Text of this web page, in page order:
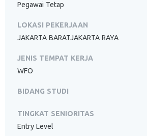
Pegawai Tetap
LOKASI PEKERJAAN
JAKARTA BARATJAKARTA RAYA
JENIS TEMPAT KERJA
WFO
BIDANG STUDI
TINGKAT SENIORITAS
Entry Level